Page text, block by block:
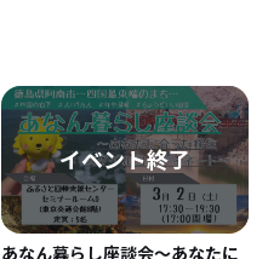
あなん暮らし座談会～あなたに